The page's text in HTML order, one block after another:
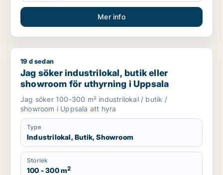
Mer info
Jag söker industrilokal, butik eller showroom för uthyrning i
19 d sedan
Jag söker industrilokal, butik eller
showroom för uthyrning i Uppsala
Jag söker 100-300 m² industrilokal / butik /
showroom i Uppsala att hyra
Type
Industrilokal, Butik, Showroom
Storlek
100 - 300 m2